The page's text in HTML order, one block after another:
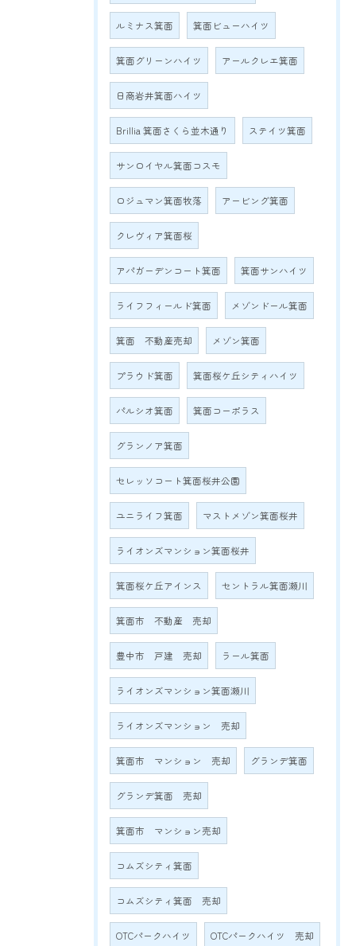
ルミナス箕面 箕面ビューハイツ
箕面グリーンハイツ アールクレエ箕面
日商岩井箕面ハイツ
Brillia 箕面さくら並木通り ステイツ箕面
サンロイヤル箕面コスモ
ロジュマン箕面牧落 アービング箕面
クレヴィア箕面桜
アパガーデンコート箕面 箕面サンハイツ
ライフフィールド箕面 メゾンドール箕面
箕面 不動産売却 メゾン箕面
プラウド箕面 箕面桜ケ丘シティハイツ
パルシオ箕面 箕面コーポラス
グランノア箕面
セレッソコート箕面桜井公園
ユニライフ箕面 マストメゾン箕面桜井
ライオンズマンション箕面桜井
箕面桜ケ丘アインス セントラル箕面瀬川
箕面市 不動産 売却
豊中市 戸建 売却 ラール箕面
ライオンズマンション箕面瀬川
ライオンズマンション 売却
箕面市 マンション 売却 グランデ箕面
グランデ箕面 売却
箕面市 マンション売却
コムズシティ箕面
コムズシティ箕面 売却
OTCパークハイツ OTCパークハイツ 売却